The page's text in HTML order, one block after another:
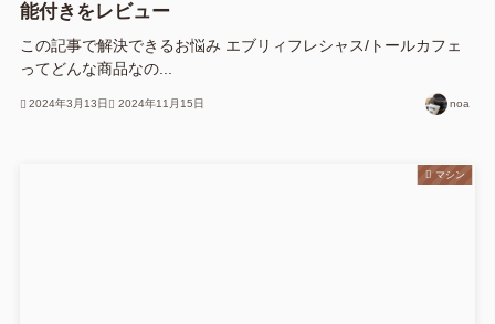
能付きをレビュー
この記事で解決できるお悩み エブリィフレシャス/トールカフェ
ってどんな商品なの...
2024年3月13日 2024年11月15日 noa
マシン